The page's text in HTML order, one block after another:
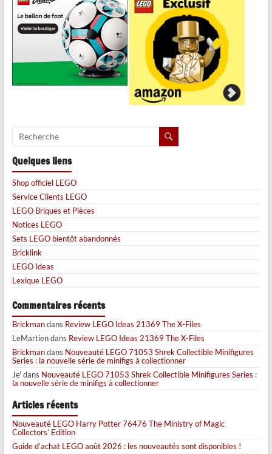
Quelques liens
Shop officiel LEGO
Service Clients LEGO
LEGO Briques et Pièces
Notices LEGO
Sets LEGO bientôt abandonnés
Bricklink
LEGO Ideas
Lexique LEGO
Commentaires récents
Brickmandans Review LEGO Ideas 21369 The X-Files
LeMartiendans Review LEGO Ideas 21369 The X-Files
Brickmandans Nouveauté LEGO 71053 Shrek Collectible Minifigures
Series : la nouvelle série de minifigs à collectionner
Je' dans Nouveauté LEGO 71053 Shrek Collectible Minifigures Series :
la nouvelle série de minifigs à collectionner
Articles récents
Nouveauté LEGO Harry Potter 76476 The Ministry of Magic
Collectors’ Edition
Guide d’achat LEGO août 2026 : les nouveautés sont disponibles !